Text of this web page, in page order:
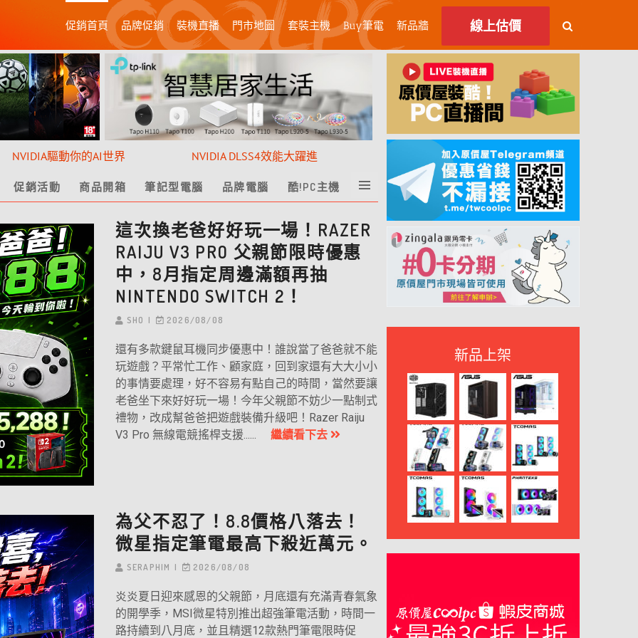
促銷首頁 品牌促銷 裝機直播 門市地圖 套裝主機 Buy筆電 新品牆 線上估價
NVIDIA驅動你的AI世界 NVIDIA DLSS4效能大躍進
促銷活動 商品開箱 筆記型電腦 品牌電腦 酷!PC主機
這次換老爸好好玩一場！RAZER
RAIJU V3 PRO 父親節限時優惠
中，8月指定周邊滿額再抽
NINTENDO SWITCH 2！
SHO 2026/08/08
還有多款鍵鼠耳機同步優惠中！誰說當了爸爸就不能
玩遊戲？平常忙工作、顧家庭，回到家還有大大小小
的事情要處理，好不容易有點自己的時間，當然要讓
老爸坐下來好好玩一場！今年父親節不妨少一點制式
禮物，改成幫爸爸把遊戲裝備升級吧！Razer Raiju
V3 Pro 無線電競搖桿支援......繼續看下去
為父不忍了！8.8價格八落去！
微星指定筆電最高下殺近萬元。
SERAPHIM 2026/08/08
炎炎夏日迎來感恩的父親節，月底還有充滿青春氣象
的開學季，MSI微星特別推出超強筆電活動，時間一
路持續到八月底，並且精選12款熱門筆電限時促
新品上架